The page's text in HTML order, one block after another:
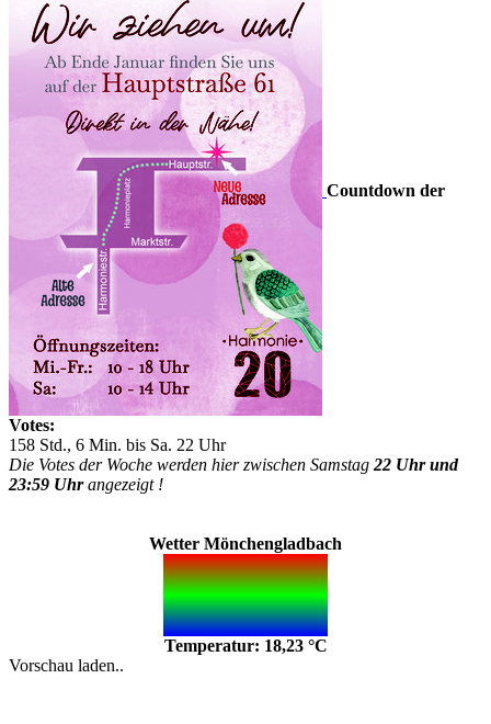
Countdown der
Votes:
158 Std., 6 Min. bis Sa. 22 Uhr
Die Votes der Woche werden hier zwischen Samstag 22 Uhr und
23:59 Uhrangezeigt !
Wetter Mönchengladbach
Temperatur: 18,23 °C
Vorschau laden..